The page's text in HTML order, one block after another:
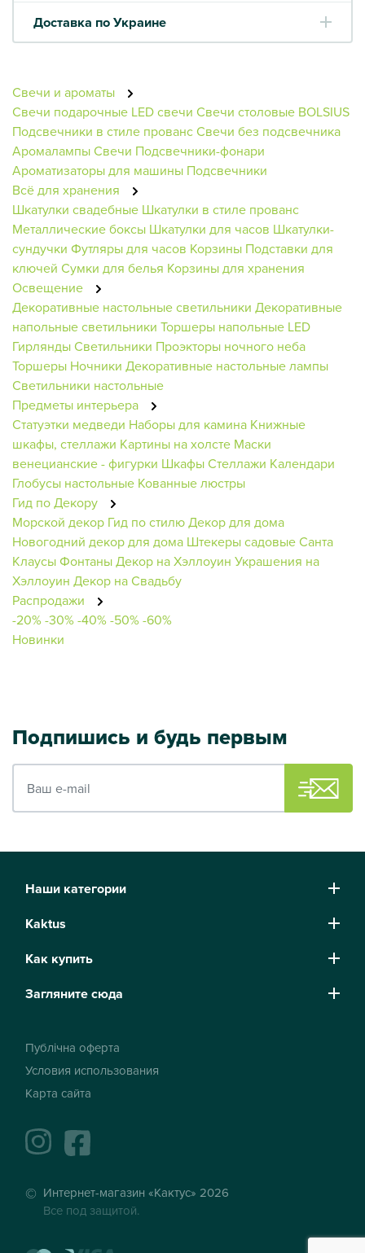
Доставка по Украине
Свечи и ароматы
Свечи подарочные LED свечи Свечи столовые BOLSIUS
Подсвечники в стиле провансСвечи без подсвечника
АромалампыСвечи Подсвечники-фонари
Ароматизаторы для машины Подсвечники
Всё для хранения
Шкатулки свадебные Шкатулки в стиле прованс
Металлические боксы Шкатулки для часов Шкатулки-
сундучки Футляры для часов Корзины Подставки для
ключей Сумки для белья Корзины для хранения
Освещение
Декоративные настольные светильники Декоративные
напольные светильники Торшеры напольные LED
ГирляндыСветильники Проэкторы ночного неба
Торшеры Ночники Декоративные настольные лампы
Светильники настольные
Предметы интерьера
Статуэтки медведи Наборы для камина Книжные
шкафы, стеллажи Картины на холсте Маски
венецианские - фигурки ШкафыСтеллажи Календари
Глобусы настольные Кованные люстры
Гид по Декору
Морской декор Гид по стилюДекор для дома
Новогодний декор для дома Штекеры садовыеСанта
КлаусыФонтаныДекор на Хэллоуин Украшения на
Хэллоуин Декор на Свадьбу
Распродажи
-20%-30%-40%-50%-60%
Новинки
Подпишись и будь первым
Наши категории
Kaktus
Как купить
Загляните сюда
Публічна оферта
Условия использования
Карта сайта
instagramfacebook
Интернет-магазин «Кактус» 2026
Все под защитой.